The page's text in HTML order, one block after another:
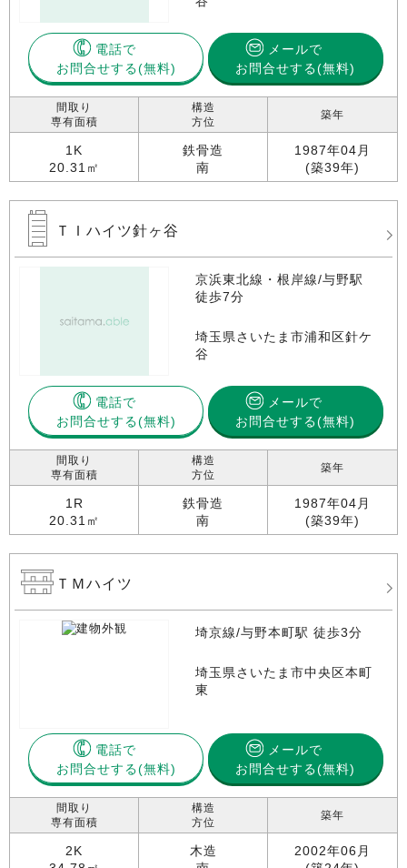
電話で
お問合せする
メールで
お問合せする(無料)
間取り
専有面積
1K
20.31㎡
構造
方位
鉄骨造
南
築年
1987年04月
(築39年)
ＴＩハイツ針ヶ谷
京浜東北線・根岸線/与野駅
徒歩7分
埼玉県さいたま市浦和区針ケ
谷
電話で
お問合せする
メールで
お問合せする(無料)
間取り
専有面積
1R
20.31㎡
構造
方位
鉄骨造
南
築年
1987年04月
(築39年)
ＴＭハイツ
埼京線/与野本町駅 徒歩3分
埼玉県さいたま市中央区本町
東
電話で
お問合せする
メールで
お問合せする(無料)
間取り
専有面積
2K
構造
方位
木造
築年
2002年06月